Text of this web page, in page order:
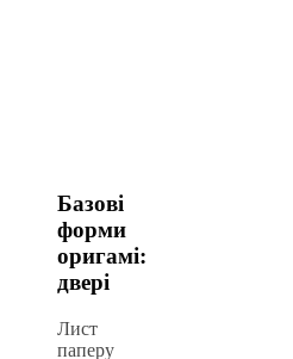
Базові
форми
оригамі:
двері
Лист
паперу